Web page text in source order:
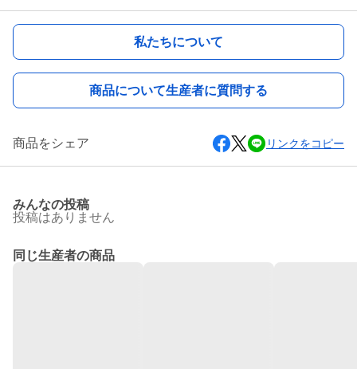
私たちについて
商品について生産者に質問する
商品をシェア リンクをコピー
みんなの投稿
投稿はありません
同じ生産者の商品